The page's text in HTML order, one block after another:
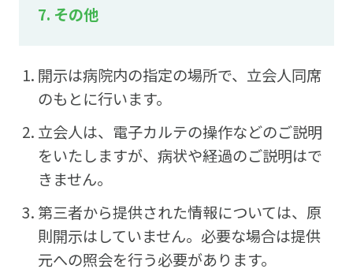
7. その他
開示は病院内の指定の場所で、立会人同席
のもとに行います。
立会人は、電子カルテの操作などのご説明
をいたしますが、病状や経過のご説明はで
きません。
第三者から提供された情報については、原
則開示はしていません。必要な場合は提供
元への照会を行う必要があります。